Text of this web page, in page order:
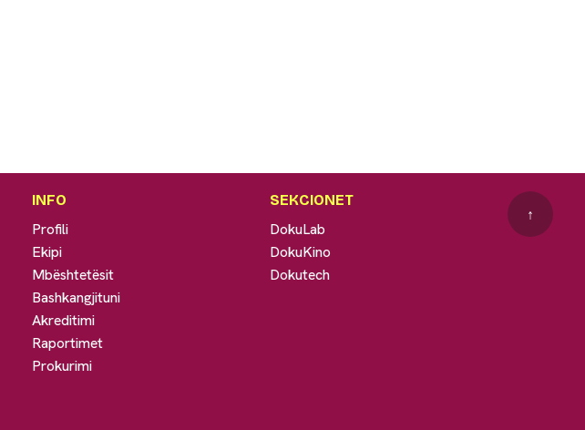
INFO
Profili
Ekipi
Mbështetësit
Bashkangjituni
Akreditimi
Raportimet
Prokurimi
SEKCIONET
DokuLab
DokuKino
Dokutech
↑